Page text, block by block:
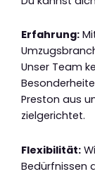
Erfahrung:
Unser Team
Preston aus
zielgerichtet.
Flexibilität:
Bedürfnissen